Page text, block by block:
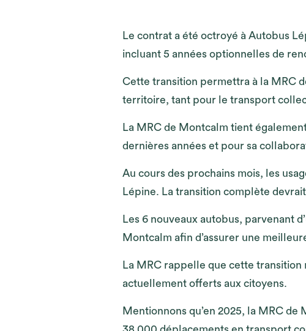
Le contrat a été octroyé à Autobus
incluant 5 années optionnelles de
Cette transition permettra à la MRC
territoire, tant pour le transport
La MRC de Montcalm tient
dernières années et pour sa
Au cours des prochains mois, les
Lépine. La transition complète
Les 6 nouveaux autobus, parvenant
Montcalm afin d’assurer une
La MRC rappelle que cette transition
actuellement offerts aux citoyens.
Mentionnons qu’en 2025, la MRC